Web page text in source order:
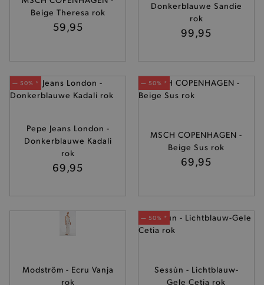
Beige Theresa rok
59,95
Donkerblauwe Sandie
rok
99,95
— 50% *
Pepe Jeans London -
Donkerblauwe Kadali
rok
69,95
— 50% *
MSCH COPENHAGEN -
Beige Sus rok
69,95
Modström - Ecru Vanja
rok
— 50% *
Sessùn - Lichtblauw-
Gele Cetia rok